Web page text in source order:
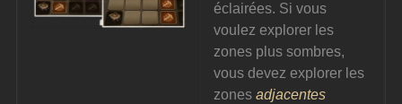
éclairées. Si vous
voulez explorer les
zones plus sombres,
vous devez explorer les
zones adjacentes